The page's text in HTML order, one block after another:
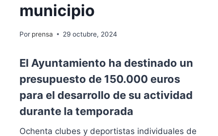
municipio
Por prensa 29 octubre, 2024
El Ayuntamiento ha destinado un
presupuesto de 150.000 euros
para el desarrollo de su actividad
durante la temporada
Ochenta clubes y deportistas individuales de